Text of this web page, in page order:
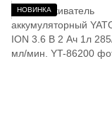
НОВИНКА